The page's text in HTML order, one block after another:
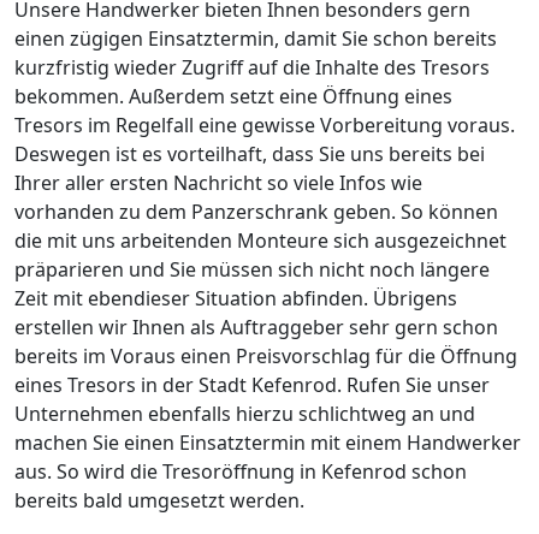
Unsere Handwerker bieten Ihnen besonders gern
einen zügigen Einsatztermin, damit Sie schon bereits
kurzfristig wieder Zugriff auf die Inhalte des Tresors
bekommen. Außerdem setzt eine Öffnung eines
Tresors im Regelfall eine gewisse Vorbereitung voraus.
Deswegen ist es vorteilhaft, dass Sie uns bereits bei
Ihrer aller ersten Nachricht so viele Infos wie
vorhanden zu dem Panzerschrank geben. So können
die mit uns arbeitenden Monteure sich ausgezeichnet
präparieren und Sie müssen sich nicht noch längere
Zeit mit ebendieser Situation abfinden. Übrigens
erstellen wir Ihnen als Auftraggeber sehr gern schon
bereits im Voraus einen Preisvorschlag für die Öffnung
eines Tresors in der Stadt Kefenrod. Rufen Sie unser
Unternehmen ebenfalls hierzu schlichtweg an und
machen Sie einen Einsatztermin mit einem Handwerker
aus. So wird die Tresoröffnung in Kefenrod schon
bereits bald umgesetzt werden.